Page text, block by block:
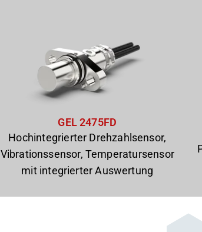
GEL 2475FD
Hochintegrierter Drehzahlsensor,
Vibrationssensor, Temperatursensor
mit integrierter Auswertung